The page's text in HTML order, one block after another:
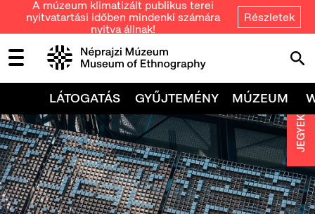
A múzeum klimatizált publikus terei
nyitvatartási időben mindenki számára
nyitva állnak!
Részletek
LÁTOGATÁS GYŰJTEMÉNY MÚZEUM
JEGYEK